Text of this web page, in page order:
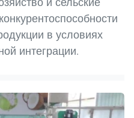
в условиях
интеграции.